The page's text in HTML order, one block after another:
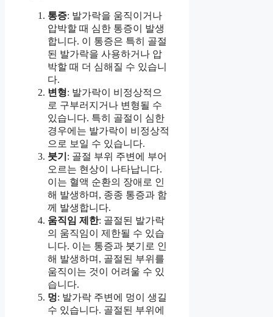
통증: 발가락을 움직이거나
압박할 때 심한 통증이 발생
합니다. 이 통증은 특히 골절
된 발가락을 사용하거나 압
박할 때 더 심해질 수 있습니
다.
변형: 발가락이 비정상적으
로 구부러지거나 변형될 수
있습니다. 특히 골절이 심한
경우에는 발가락이 비정상적
으로 보일 수 있습니다.
붓기 : 골절 부위 주변에 부어
오르는 현상이 나타납니다.
이는 혈액 순환의 장애로 인
해 발생하며, 종종 통증과 함
께 발생합니다.
움직임 제한: 골절된 발가락
의 움직임이 제한될 수 있습
니다. 이는 통증과 붓기로 인
해 발생하며, 골절된 부위를
움직이는 것이 어려울 수 있
습니다.
멍: 발가락 주변에 멍이 생길
수 있습니다. 골절된 부위에